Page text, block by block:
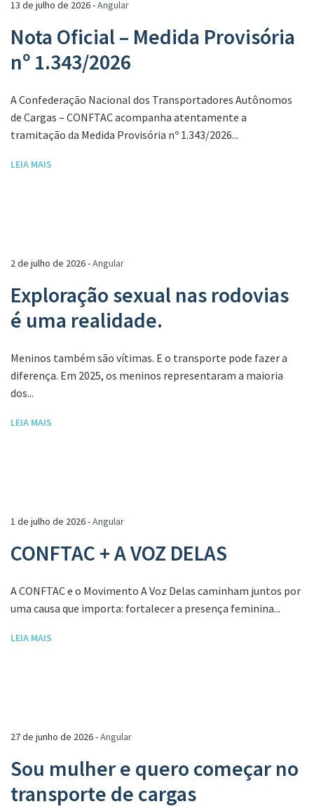
13 de julho de 2026 -Angular
Nota Oficial – Medida Provisória
nº 1.343/2026
A Confederação Nacional dos Transportadores Autônomos
de Cargas – CONFTAC acompanha atentamente a
tramitação da Medida Provisória nº 1.343/2026...
LEIA MAIS
2 de julho de 2026 -Angular
Exploração sexual nas rodovias
é uma realidade.
Meninos também são vítimas. E o transporte pode fazer a
diferença. Em 2025, os meninos representaram a maioria
dos...
LEIA MAIS
1 de julho de 2026 -Angular
CONFTAC + A VOZ DELAS
A CONFTAC e o Movimento A Voz Delas caminham juntos por
uma causa que importa: fortalecer a presença feminina...
LEIA MAIS
27 de junho de 2026 -Angular
Sou mulher e quero começar no
transporte de cargas